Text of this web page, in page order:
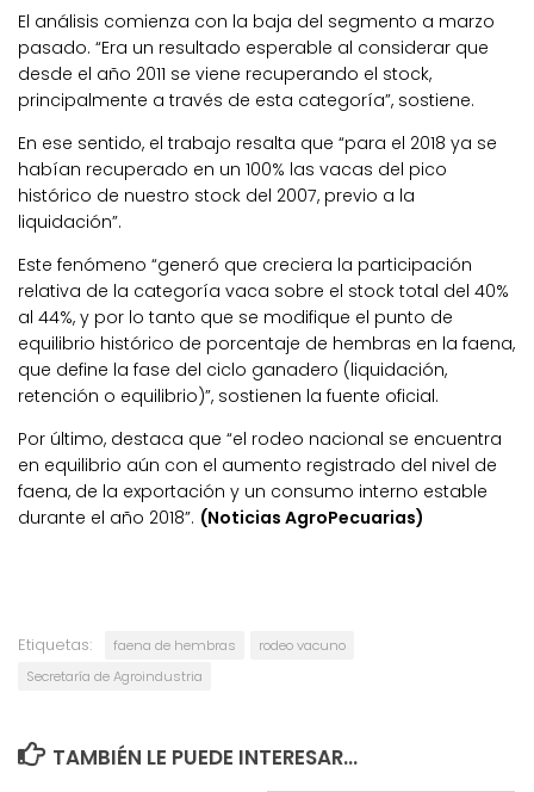
El análisis comienza con la baja del segmento a marzo
pasado. “Era un resultado esperable al considerar que
desde el año 2011 se viene recuperando el stock,
principalmente a través de esta categoría”, sostiene.
En ese sentido, el trabajo resalta que “para el 2018 ya se
habían recuperado en un 100% las vacas del pico
histórico de nuestro stock del 2007, previo a la
liquidación”.
Este fenómeno “generó que creciera la participación
relativa de la categoría vaca sobre el stock total del 40%
al 44%, y por lo tanto que se modifique el punto de
equilibrio histórico de porcentaje de hembras en la faena,
que define la fase del ciclo ganadero (liquidación,
retención o equilibrio)”, sostienen la fuente oficial.
Por último, destaca que “el rodeo nacional se encuentra
en equilibrio aún con el aumento registrado del nivel de
faena, de la exportación y un consumo interno estable
durante el año 2018”. (Noticias AgroPecuarias)
Etiquetas: faena de hembras
rodeo vacuno
Secretaría de Agroindustria
TAMBIÉN LE PUEDE INTERESAR...